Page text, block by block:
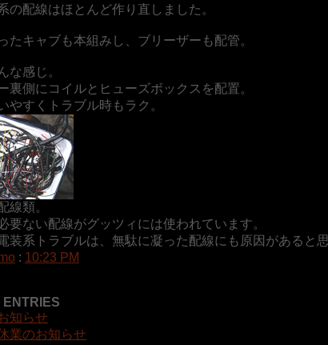
の配線はほとんど作り直しました。
たキャブも本組みし、ブリーザーも配管。
な感じ。
裏側にコイルとヒューズボックスを配置。
やすくトラブル時もラク。
線類。
要ない配線がグッツィには使われています。
装系トラブルは、無駄に凝った配線にも原因があると思
: 10:23 PM
ENTRIES
知らせ
業のお知らせ